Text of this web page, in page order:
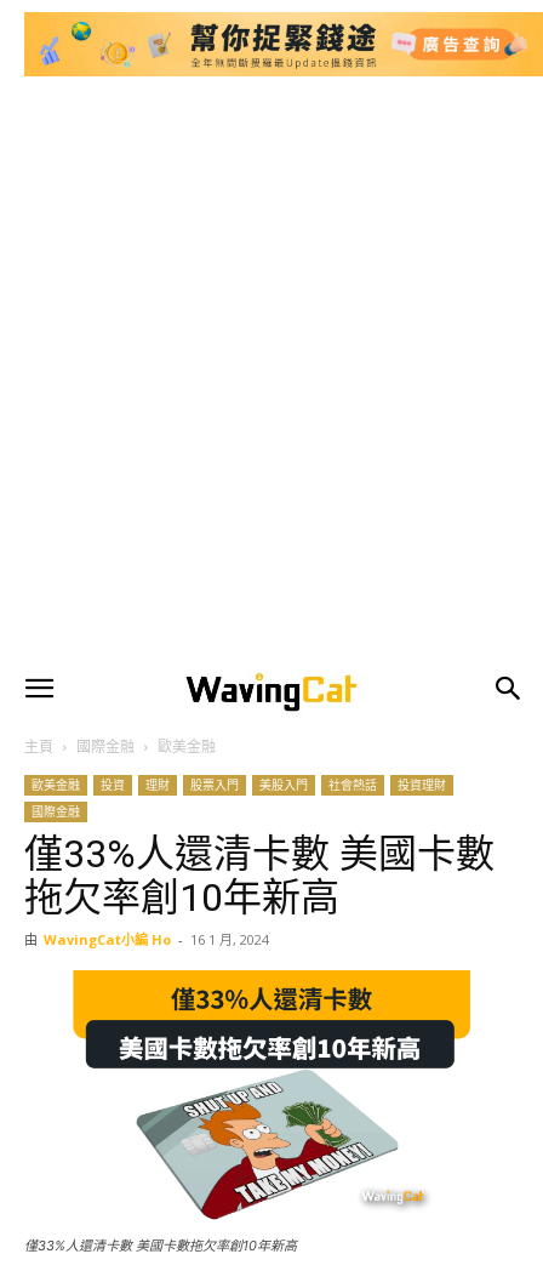
主頁 國際金融 歐美金融
歐美金融 投資 理財 股票入門 美股入門 社會熱話
投資理財
國際金融
僅33%人還清卡數 美國卡數
拖欠率創10年新高
由 WavingCat小編 Ho - 16 1 月, 2024
僅33%人還清卡數 美國卡數拖欠率創10年新高